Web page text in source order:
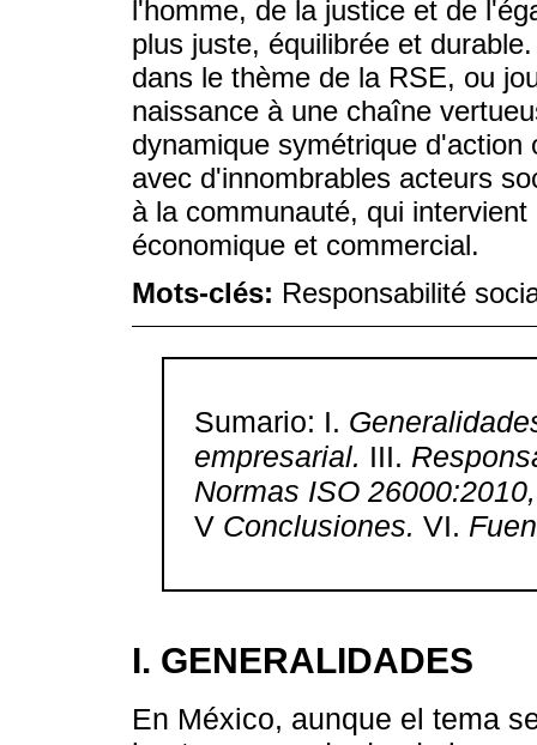
l'homme, de la justice et de
plus juste, équilibrée et
dans le thème de la RSE, ou
naissance à une chaîne
dynamique symétrique
avec d'innombrables acteurs
à la communauté, qui
économique et commercial.
Mots-clés: Responsabilité
Sumario: I.
empresarial. III.
Normas ISO
V Conclusiones. VI.
I. GENERALIDADES
En México, aunque el tema